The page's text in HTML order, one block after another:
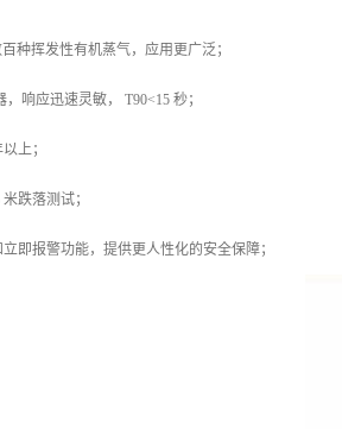
种挥发性有机蒸气，应用更广泛；
响应迅速灵敏， T90<15 秒；
上；
跌落测试；
即报警功能，提供更人性化的安全保障；